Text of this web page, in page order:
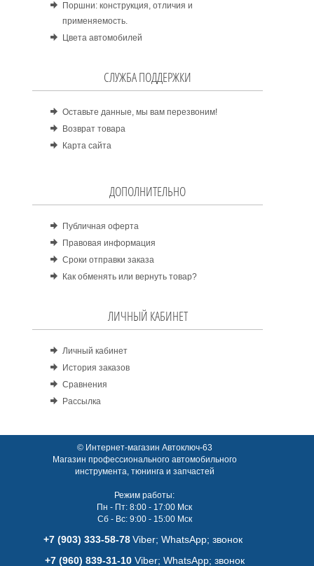
Поршни: конструкция, отличия и
применяемость.
Цвета автомобилей
СЛУЖБА ПОДДЕРЖКИ
Оставьте данные, мы вам перезвоним!
Возврат товара
Карта сайта
ДОПОЛНИТЕЛЬНО
Публичная оферта
Правовая информация
Сроки отправки заказа
Как обменять или вернуть товар?
ЛИЧНЫЙ КАБИНЕТ
Личный кабинет
История заказов
Сравнения
Рассылка
© Интернет-магазин Автоключ-63
Магазин профессионального автомобильного
инструмента, тюнинга и запчастей
Режим работы:
Пн - Пт: 8:00 - 17:00 Мск
Сб - Вс: 9:00 - 15:00 Мск
+7 (903) 333-58-78 Viber; WhatsАpp; звонок
+7 (960) 839-31-10Viber; WhatsАpp; звонок